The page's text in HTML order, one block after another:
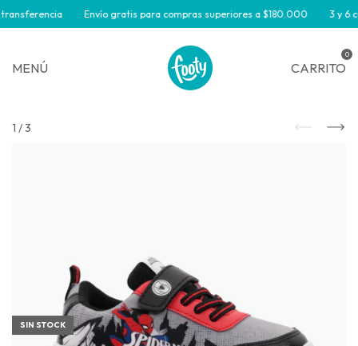
Envío gratis para compras superiores a $180.000 3 y 6
MENÚ CARRITO
0
1 /3
SIN STOCK